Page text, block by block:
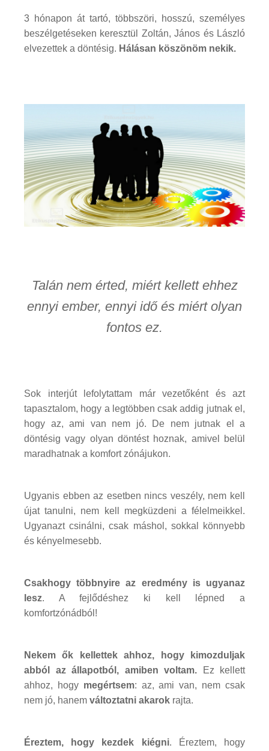
3 hónapon át tartó, többszöri, hosszú, személyes
beszélgetéseken keresztül Zoltán, János és László
elvezettek a döntésig. Hálásan köszönöm nekik.
Talán nem érted, miért kellett ehhez
ennyi ember, ennyi idő és miért olyan
fontos ez.
Sok interjút lefolytattam már vezetőként és azt
tapasztalom, hogy a legtöbben csak addig jutnak el,
hogy az, ami van nem jó. De nem jutnak el a
döntésig vagy olyan döntést hoznak, amivel belül
maradhatnak a komfort zónájukon.
Ugyanis ebben az esetben nincs veszély, nem kell
újat tanulni, nem kell megküzdeni a félelmeikkel.
Ugyanazt csinálni, csak máshol, sokkal könnyebb
és kényelmesebb.
Csakhogy többnyire az eredmény is ugyanaz
lesz. A fejlődéshez ki kell lépned a
komfortzónádból!
Nekem ők kellettek ahhoz, hogy kimozduljak
abból az állapotból, amiben voltam. Ez kellett
ahhoz, hogy megértsem: az, ami van, nem csak
nem jó, hanem változtatni akarok rajta.
Éreztem, hogy kezdek kiégni. Éreztem, hogy